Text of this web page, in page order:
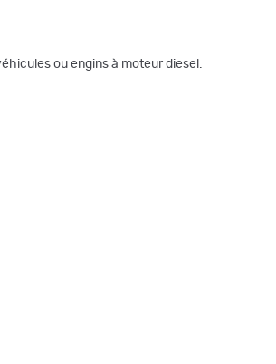
ou engins à moteur diesel.